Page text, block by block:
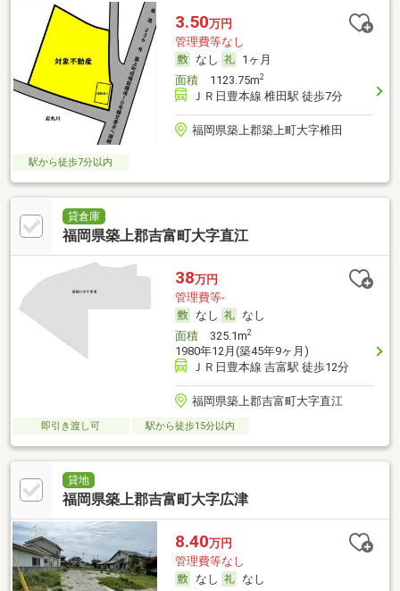
3.50万円
管理費等なし
なし
1ヶ月
面積1123.75m2
ＪＲ日豊本線 椎田駅 徒歩7分
福岡県築上郡築上町大字椎田
駅から徒歩7分以内
貸倉庫
福岡県築上郡吉富町大字直江
38万円
管理費等-
なし
なし
面積325.1m2
1980年12月(築45年9ヶ月)
ＪＲ日豊本線 吉富駅 徒歩12分
福岡県築上郡吉富町大字直江
即引き渡し可 駅から徒歩15分以内
貸地
福岡県築上郡吉富町大字広津
8.40万円
管理費等なし
なし
なし